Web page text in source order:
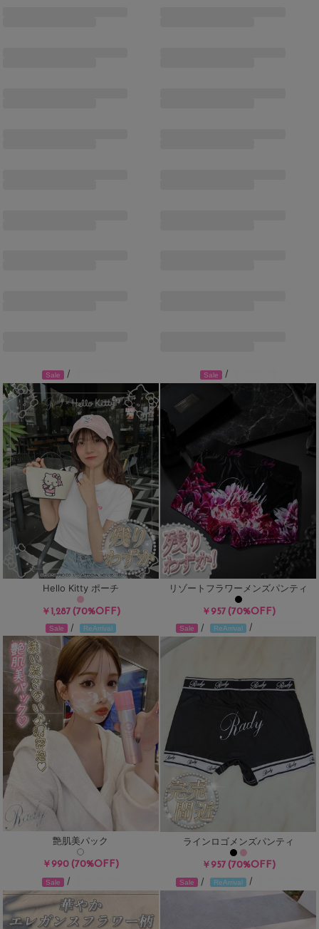
Sale /
Hello Kitty ポーチ
￥1,287(70%OFF)
Sale /
リゾートフラワーメンズパンティ
￥957(70%OFF)
Sale / ReArrival
艶肌美パック
￥990(70%OFF)
Sale / ReArrival /
ラインロゴメンズパンティ
￥957(70%OFF)
Sale / Sale / ReArrival /